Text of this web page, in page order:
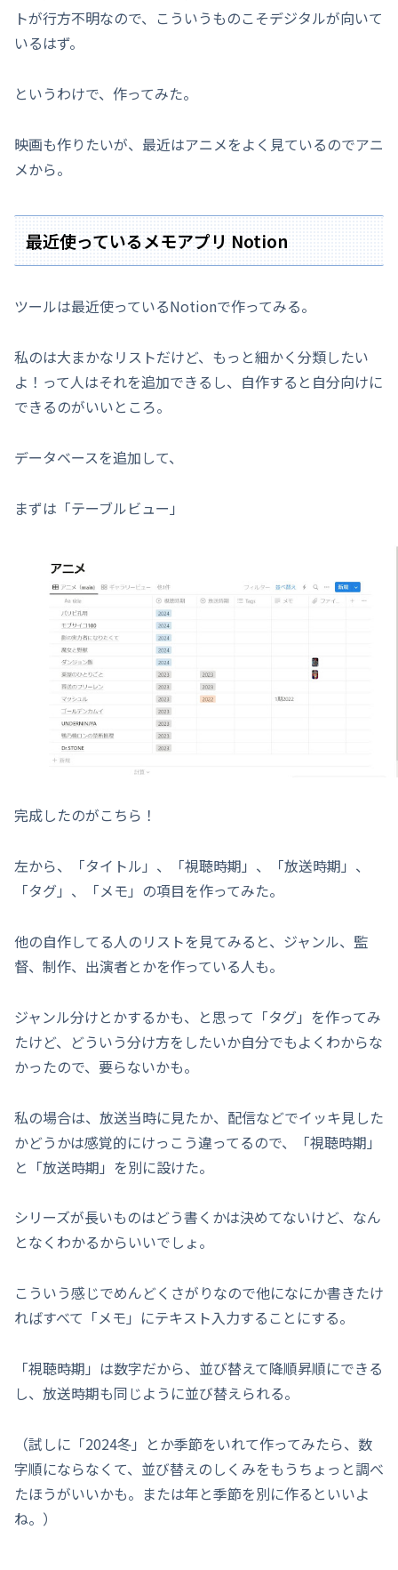
トが行方不明なので、こういうものこそデジタルが向いて
いるはず。
というわけで、作ってみた。
映画も作りたいが、最近はアニメをよく見ているのでアニ
メから。
最近使っているメモアプリ Notion
ツールは最近使っているNotionで作ってみる。
私のは大まかなリストだけど、もっと細かく分類したい
よ！って人はそれを追加できるし、自作すると自分向けに
できるのがいいところ。
データベースを追加して、
まずは「テーブルビュー」
完成したのがこちら！
左から、「タイトル」、「視聴時期」、「放送時期」、
「タグ」、「メモ」の項目を作ってみた。
他の自作してる人のリストを見てみると、ジャンル、監
督、制作、出演者とかを作っている人も。
ジャンル分けとかするかも、と思って「タグ」を作ってみ
たけど、どういう分け方をしたいか自分でもよくわからな
かったので、要らないかも。
私の場合は、放送当時に見たか、配信などでイッキ見した
かどうかは感覚的にけっこう違ってるので、「視聴時期」
と「放送時期」を別に設けた。
シリーズが長いものはどう書くかは決めてないけど、なん
となくわかるからいいでしょ。
こういう感じでめんどくさがりなので他になにか書きたけ
ればすべて「メモ」にテキスト入力することにする。
「視聴時期」は数字だから、並び替えて降順昇順にできる
し、放送時期も同じように並び替えられる。
（試しに「2024冬」とか季節をいれて作ってみたら、数
字順にならなくて、並び替えのしくみをもうちょっと調べ
たほうがいいかも。または年と季節を別に作るといいよ
ね。）